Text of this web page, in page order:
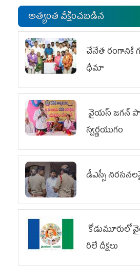
అత్యంత వీక్షించబడిన
చేనేత రంగానికి
ధీమా
వైయ‌స్ జగన్
స్వర్ణయుగం
డీఎస్సీ
కోడుమూరులో
రిలే దీక్షలు